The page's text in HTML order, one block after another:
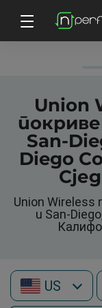
Union
San-
Diego
Union Wireless
u San-
US